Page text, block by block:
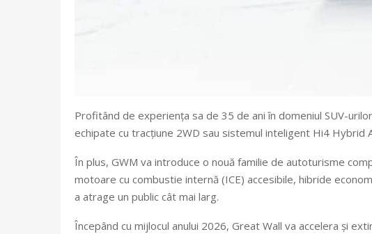
Profitând de experiența sa de 35 de ani în domeniul SUV-
echipate cu tracțiune 2WD sau sistemul inteligent Hi4 Hybrid
În plus, GWM va introduce o nouă familie de autoturisme
motoare cu combustie internă (ICE) accesibile, hibride
a atrage un public cât mai larg.
Începând cu mijlocul anului 2026, Great Wall va accelera și